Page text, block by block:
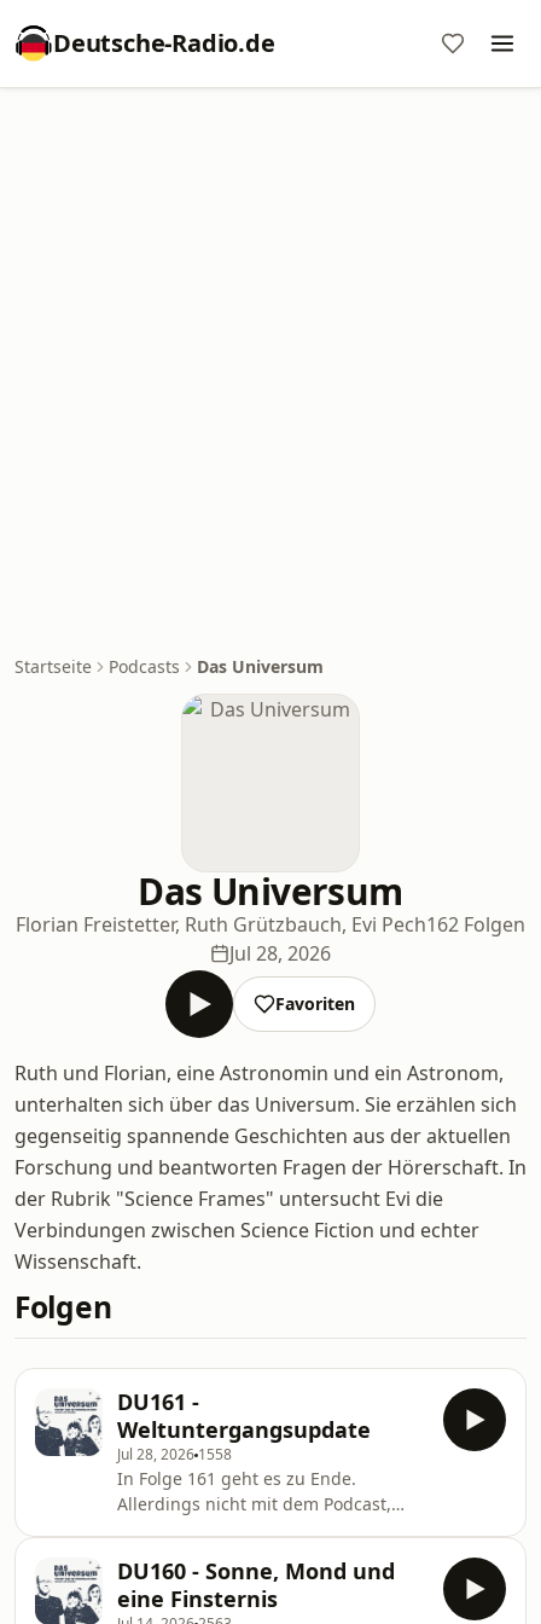
Deutsche-Radio.de
Startseite Podcasts Das Universum
Das Universum
Florian Freistetter, Ruth Grützbauch, Evi Pech162 Folgen
Jul 28, 2026
Favoriten
Ruth und Florian, eine Astronomin und ein Astronom,
unterhalten sich über das Universum. Sie erzählen sich
gegenseitig spannende Geschichten aus der aktuellen
Forschung und beantworten Fragen der Hörerschaft. In
der Rubrik "Science Frames" untersucht Evi die
Verbindungen zwischen Science Fiction und echter
Wissenschaft.
Folgen
DU161 -
Weltuntergangsupdate
Jul 28, 2026 1558
In Folge 161 geht es zu Ende.
Allerdings nicht mit dem Podcast,
Planeten an. Wird die Erde von der
Sonne zerstört oder nicht? Außerdem
DU160 - Sonne, Mond und
eine Finsternis